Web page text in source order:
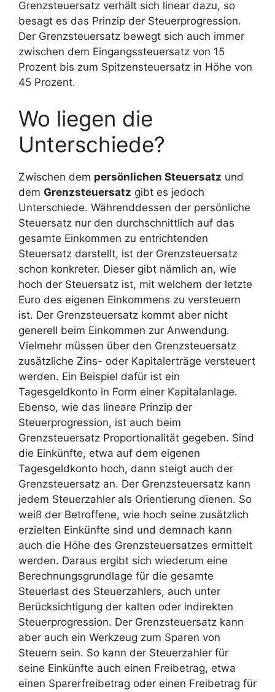
Grenzsteuersatz verhält sich linear dazu, so
besagt es das Prinzip der Steuerprogression.
Der Grenzsteuersatz bewegt sich auch immer
zwischen dem Eingangssteuersatz von 15
Prozent bis zum Spitzensteuersatz in Höhe von
45 Prozent.
Wo liegen die
Unterschiede?
Zwischen dem persönlichen Steuersatz und
dem Grenzsteuersatz gibt es jedoch
Unterschiede. Währenddessen der persönliche
Steuersatz nur den durchschnittlich auf das
gesamte Einkommen zu entrichtenden
Steuersatz darstellt, ist der Grenzsteuersatz
schon konkreter. Dieser gibt nämlich an, wie
hoch der Steuersatz ist, mit welchem der letzte
Euro des eigenen Einkommens zu versteuern
ist. Der Grenzsteuersatz kommt aber nicht
generell beim Einkommen zur Anwendung.
Vielmehr müssen über den Grenzsteuersatz
zusätzliche Zins- oder Kapitalerträge versteuert
werden. Ein Beispiel dafür ist ein
Tagesgeldkonto in Form einer Kapitalanlage.
Ebenso, wie das lineare Prinzip der
Steuerprogression, ist auch beim
Grenzsteuersatz Proportionalität gegeben. Sind
die Einkünfte, etwa auf dem eigenen
Tagesgeldkonto hoch, dann steigt auch der
Grenzsteuersatz an. Der Grenzsteuersatz kann
jedem Steuerzahler als Orientierung dienen. So
weiß der Betroffene, wie hoch seine zusätzlich
erzielten Einkünfte sind und demnach kann
auch die Höhe des Grenzsteuersatzes ermittelt
werden. Daraus ergibt sich wiederum eine
Berechnungsgrundlage für die gesamte
Steuerlast des Steuerzahlers, auch unter
Berücksichtigung der kalten oder indirekten
Steuerprogression. Der Grenzsteuersatz kann
aber auch ein Werkzeug zum Sparen von
Steuern sein. So kann der Steuerzahler für
seine Einkünfte auch einen Freibetrag, etwa
einen Sparerfreibetrag oder einen Freibetrag für